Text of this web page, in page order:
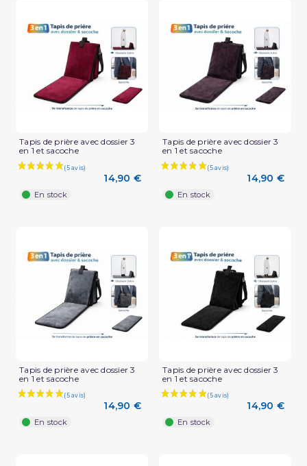
(1 avis)
Tapis de prière avec dossier 3
en 1 et sacoche
14,90 €
En stock
Tapis de prière avec dossier 3
en 1 et sacoche
14,90 €
En stock
Tapis de prière avec dossier 3
en 1 et sacoche
14,90 €
En stock
Tapis de prière avec dossier 3
en 1 et sacoche
14,90 €
En stock